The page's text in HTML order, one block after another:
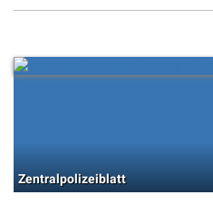
Zentralpolizeiblatt